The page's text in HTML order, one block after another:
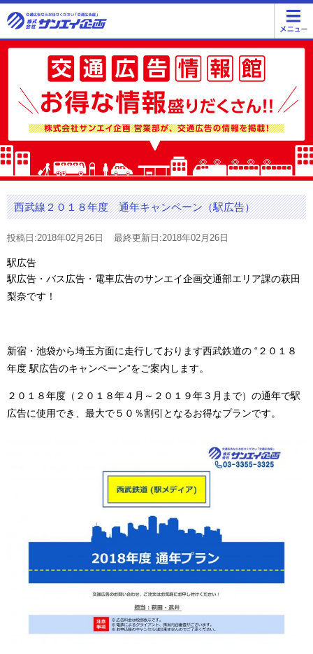
西武線２０１８年度 通年キャンペーン（駅広告）
投稿日:2018年02月26日 最終更新日:2018年02月26日
駅広告
駅広告・バス広告・電車広告のサンエイ企画交通部エリア課の萩田
梨奈です！
新宿・池袋から埼玉方面に走行しております西武鉄道の “２０１８
年度 駅広告のキャンペーン”をご案内します。
２０１８年度（２０１８年４月～２０１９年３月まで）の通年で駅
広告に使用でき、最大で５０％割引となるお得なプランです。